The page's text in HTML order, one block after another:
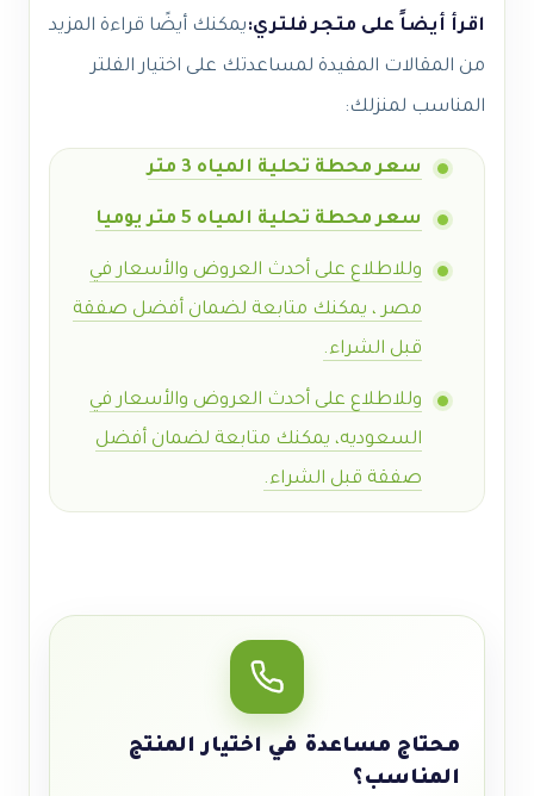
اقرأ أيضاً على متجر فلتري:يمكنك أيضًا قراءة المزيد
من المقالات المفيدة لمساعدتك على اختيار الفلتر
المناسب لمنزلك:
سعر محطة تحلية المياه 3 متر
سعر محطة تحلية المياه 5 متر يوميا
وللاطلاع على أحدث العروض والأسعار في
مصر ، يمكنك متابعة لضمان أفضل صفقة
قبل الشراء.
وللاطلاع على أحدث العروض والأسعار في
السعوديه، يمكنك متابعة لضمان أفضل
صفقة قبل الشراء.
محتاج مساعدة في اختيار المنتج
المناسب؟